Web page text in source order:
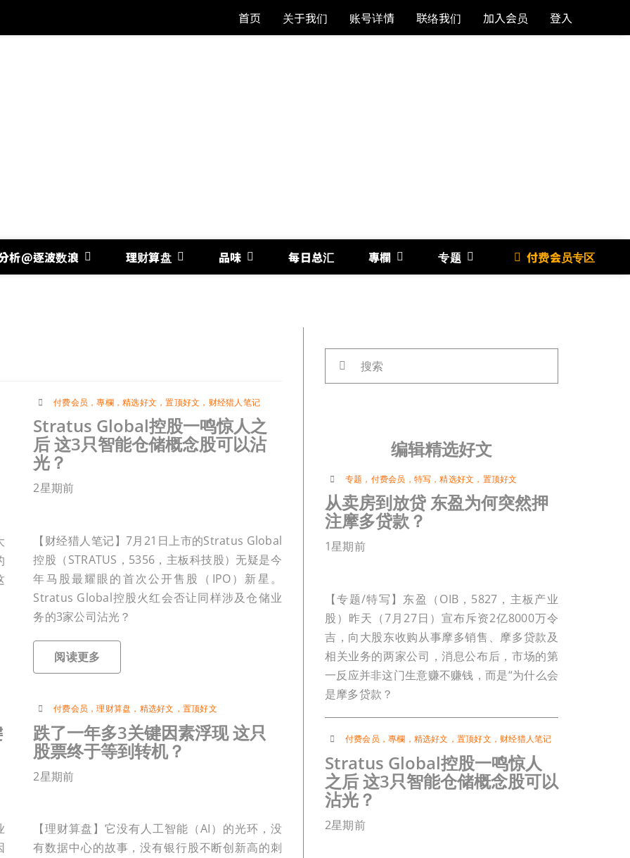
首页 关于我们 账号详情 联络我们 加入会员 登入
析@逐波数浪 理财算盘 品味 每日总汇 專欄 专题 付费会员专区
付费会员 ，專欄，精选好文 ，置顶好文 ， 财经猎人笔记
Stratus Global控股一鸣惊人之
后 这3只智能仓储概念股可以沾
光？
2星期前
【财经猎人笔记】7月21日上市的Stratus Global
控股（STRATUS，5356，主板科技股）无疑是今
年马股最耀眼的首次公开售股（IPO）新星。
Stratus Global控股火红会否让同样涉及仓储业
务的3家公司沾光？
阅读更多
付费会员 ，理财算盘 ， 精选好文 ， 置顶好文
跌了一年多3关键因素浮现 这只
股票终于等到转机？
2星期前
【理财算盘】它没有人工智能（AI）的光环，没
有数据中心的故事，没有银行股不断创新高的刺
编辑精选好文
专题 ， 付费会员 ， 特写 ，精选好文 ， 置顶好文
从卖房到放贷 东盈为何突然押
注摩多贷款？
1星期前
【专题/特写】东盈（OIB，5827，主板产业
股）昨天（7月27日）宣布斥资2亿8000万令
吉，向大股东收购从事摩多销售、摩多贷款及
相关业务的两家公司，消息公布后，市场的第
一反应并非这门生意赚不赚钱，而是“为什么会
是摩多贷款？
付费会员 ，專欄 ， 精选好文 ， 置顶好文 ， 财经猎人笔记
Stratus Global控股一鸣惊人
之后 这3只智能仓储概念股可以
沾光？
2星期前